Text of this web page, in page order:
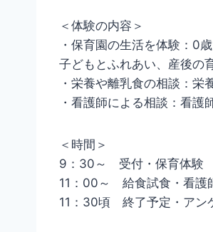
＜体験の内容＞
・保育園の生活を体験：0
子どもとふれあい、産後の
・栄養や離乳食の相談：
・看護師による相談：看
＜時間＞
9：30～ 受付・保育体験
11：00～ 給食試食・看護
11：30頃 終了予定・アン